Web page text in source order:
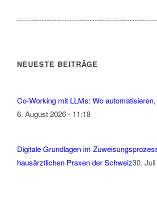
NEUESTE BEITRÄGE
Co-Working mit LLMs: Wo
6. August 2026 - 11:18
Digitale Grundlagen im
hausärztlichen Praxen der Schweiz30.